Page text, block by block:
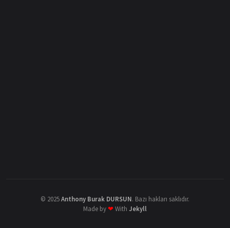
© 2025Anthony Burak DURSUN. Bazı hakları saklıdır.
Made by❤ With Jekyll